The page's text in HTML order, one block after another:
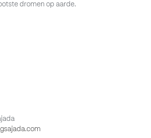
dromen op aarde.